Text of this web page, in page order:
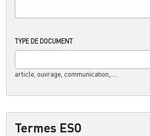
TYPE DE DOCUMENT
article, ouvrage, communication,....
Termes ESO